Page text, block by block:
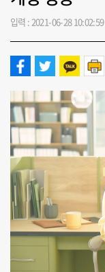
입력 : 2021-06-28 10:02:59